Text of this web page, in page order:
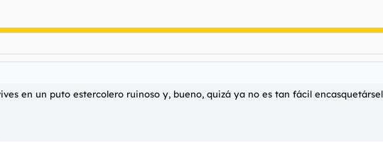
en un puto estercolero ruinoso y, bueno, quizá ya no es tan fácil